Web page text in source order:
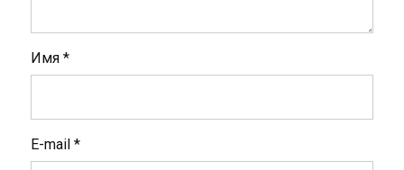
Имя *
E-mail *